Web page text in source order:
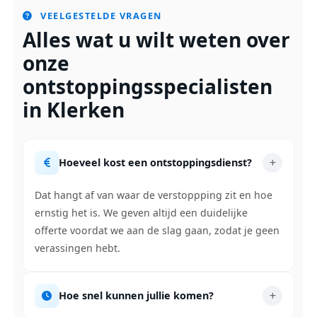
VEELGESTELDE VRAGEN
Alles wat u wilt weten over
onze
ontstoppingsspecialisten
in Klerken
Hoeveel kost een ontstoppingsdienst?
Dat hangt af van waar de verstoppping zit en hoe
ernstig het is. We geven altijd een duidelijke
offerte voordat we aan de slag gaan, zodat je geen
verassingen hebt.
Hoe snel kunnen jullie komen?